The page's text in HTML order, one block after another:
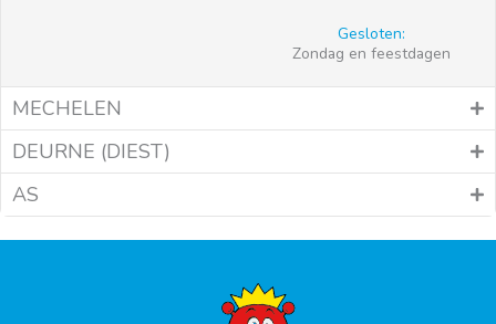
Gesloten:
Zondag en feestdagen
MECHELEN
DEURNE (DIEST)
AS